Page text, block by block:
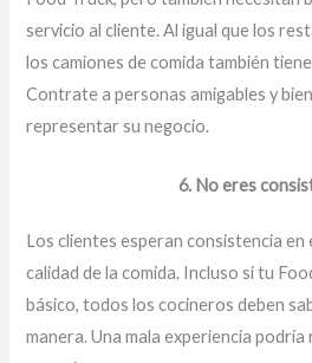
servicio al cliente. Al igual que los
los camiones de comida también
Contrate a personas amigables y
representar su negocio.
6. No eres
Los clientes esperan consistencia en
calidad de la comida. Incluso si tu
básico, todos los cocineros deben
manera. Una mala experiencia